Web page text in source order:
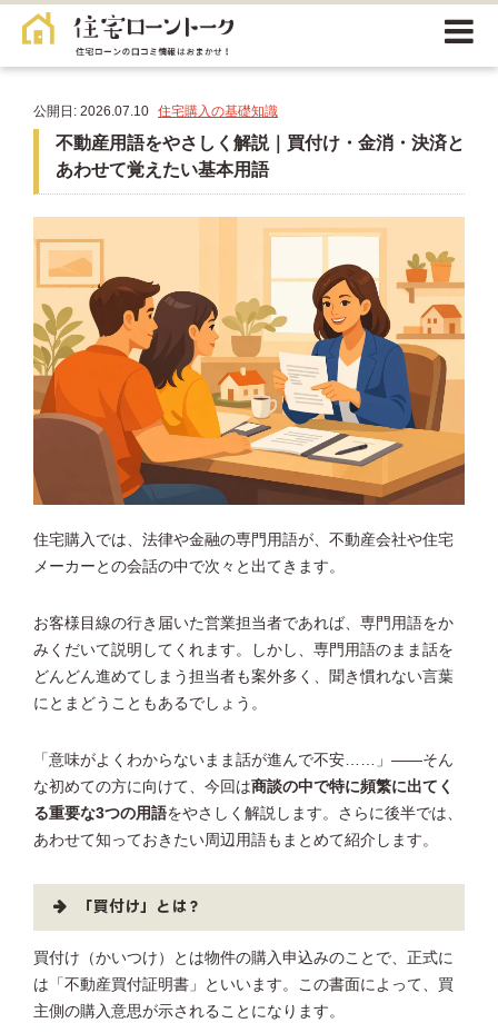
公開日: 2026.07.10 住宅購入の基礎知識
不動産用語をやさしく解説｜買付け・金消・決済と
あわせて覚えたい基本用語
住宅購入では、法律や金融の専門用語が、不動産会社や住宅
メーカーとの会話の中で次々と出てきます。
お客様目線の行き届いた営業担当者であれば、専門用語をか
みくだいて説明してくれます。しかし、専門用語のまま話を
どんどん進めてしまう担当者も案外多く、聞き慣れない言葉
にとまどうこともあるでしょう。
「意味がよくわからないまま話が進んで不安……」――そん
な初めての方に向けて、今回は商談の中で特に頻繁に出てく
る重要な3つの用語をやさしく解説します。さらに後半では、
あわせて知っておきたい周辺用語もまとめて紹介します。
「買付け」とは？
買付け（かいつけ）とは物件の購入申込みのことで、正式に
は「不動産買付証明書」といいます。この書面によって、買
主側の購入意思が示されることになります。